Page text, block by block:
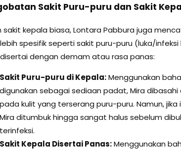
Sakit Puru-puru dan Sakit
sakit kepala biasa, Lontara Pabbura juga
spesifik seperti sakit puru-puru (luka/
dengan demam atau rasa panas:
Sakit Puru-puru di Kepala:Menggunakan
digunakan sebagai sediaan padat, Mira
pada kulit yang terserang puru-puru. Namun,
Mira ditumbuk hingga sangat halus sebelum
terinfeksi.
Sakit Kepala Disertai Panas:Menggunakan